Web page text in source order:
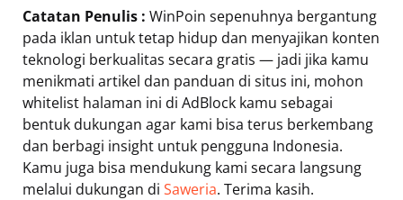
Catatan Penulis : WinPoin sepenuhnya bergantung
pada iklan untuk tetap hidup dan menyajikan konten
teknologi berkualitas secara gratis — jadi jika kamu
menikmati artikel dan panduan di situs ini, mohon
whitelist halaman ini di AdBlock kamu sebagai
bentuk dukungan agar kami bisa terus berkembang
dan berbagi insight untuk pengguna Indonesia.
Kamu juga bisa mendukung kami secara langsung
melalui dukungan di Saweria. Terima kasih.